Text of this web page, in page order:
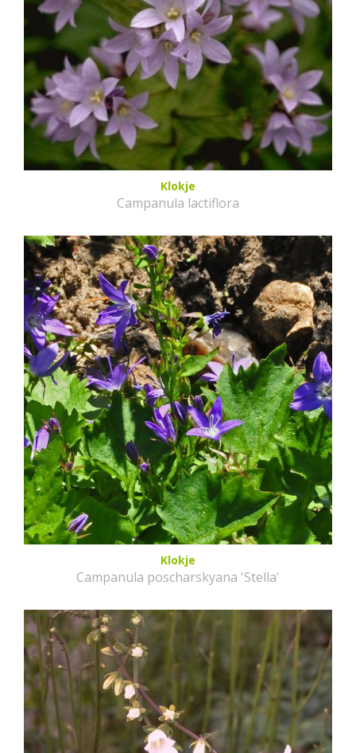
Klokje
Campanula lactiflora
Klokje
Campanula poscharskyana 'Stella'